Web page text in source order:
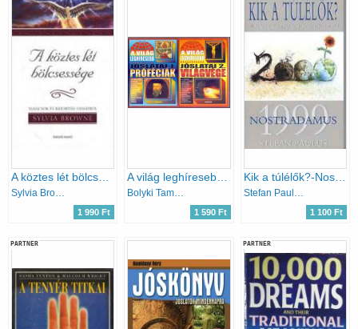
1 990 Ft 1 590 Ft
Kik a túlélők?-Nostradamus 1999
1 100 Ft
PARTNER PARTNER